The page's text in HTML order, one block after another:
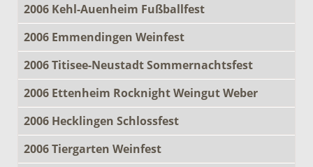
2006 Kehl-Auenheim Fußballfest
2006 Emmendingen Weinfest
2006 Titisee-Neustadt Sommernachtsfest
2006 Ettenheim Rocknight Weingut Weber
2006 Hecklingen Schlossfest
2006 Tiergarten Weinfest